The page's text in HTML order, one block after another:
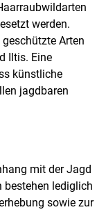
werden.
Arten
Iltis. Eine
künstliche
jagdbaren
mit der Jagd
lediglich
sowie zur